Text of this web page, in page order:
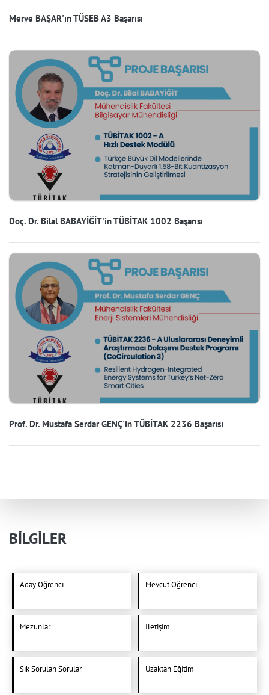
Merve BAŞAR'ın TÜSEB A3 Başarısı
Doç. Dr. Bilal BABAYİĞİT'in TÜBİTAK 1002 Başarısı
Prof. Dr. Mustafa Serdar GENÇ'in TÜBİTAK 2236 Başarısı
BİLGİLER
Aday Öğrenci Mevcut Öğrenci
Mezunlar İletişim
Sık Sorulan Sorular Uzaktan Eğitim